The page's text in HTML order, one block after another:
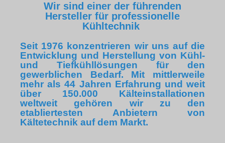
Wir sind einer der führenden
Hersteller für professionelle
Kühltechnik
Seit 1976 konzentrieren wir uns auf die
Entwicklung und Herstellung von Kühl-
und Tiefkühllösungen für den
gewerblichen Bedarf. Mit mittlerweile
mehr als 44 Jahren Erfahrung und weit
über 150.000 Kälteinstallationen
weltweit gehören wir zu den
etabliertesten Anbietern von
Kältetechnik auf dem Markt.